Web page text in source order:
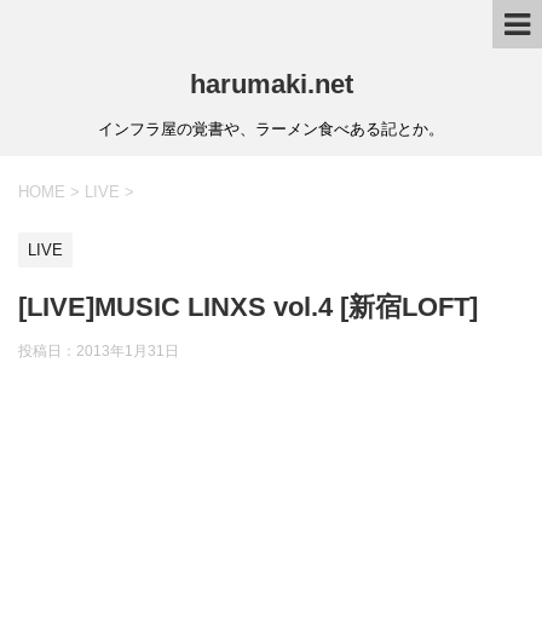
harumaki.net
インフラ屋の覚書や、ラーメン食べある記とか。
HOME > LIVE >
LIVE
[LIVE]MUSIC LINXS vol.4 [新宿LOFT]
投稿日：2013年1月31日